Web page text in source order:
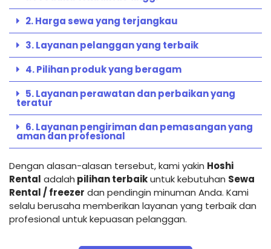
2. Harga sewa yang terjangkau
3. Layanan pelanggan yang terbaik
4. Pilihan produk yang beragam
5. Layanan perawatan dan perbaikan yang
teratur
6. Layanan pengiriman dan pemasangan yang
aman dan profesional
Dengan alasan-alasan tersebut, kami yakin Hoshi
Rental adalah pilihan terbaikuntuk kebutuhan Sewa
Rental / freezer dan pendingin minuman Anda. Kami
selalu berusaha memberikan layanan yang terbaik dan
profesional untuk kepuasan pelanggan.